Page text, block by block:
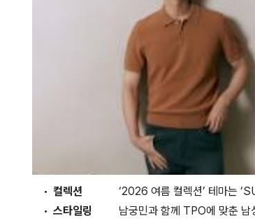
컬렉션
‘2026 여름 컬렉션’ 테마는
스타일링
남궁민과 함께 TPO에 맞춘 남